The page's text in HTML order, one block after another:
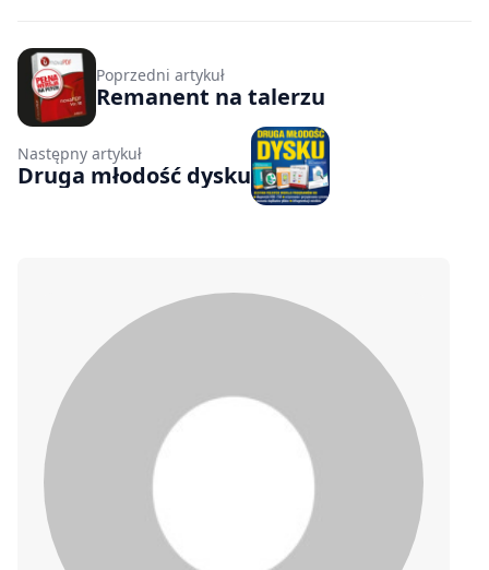
Poprzedni artykuł
Remanent na talerzu
Następny artykuł
Druga młodość dysku